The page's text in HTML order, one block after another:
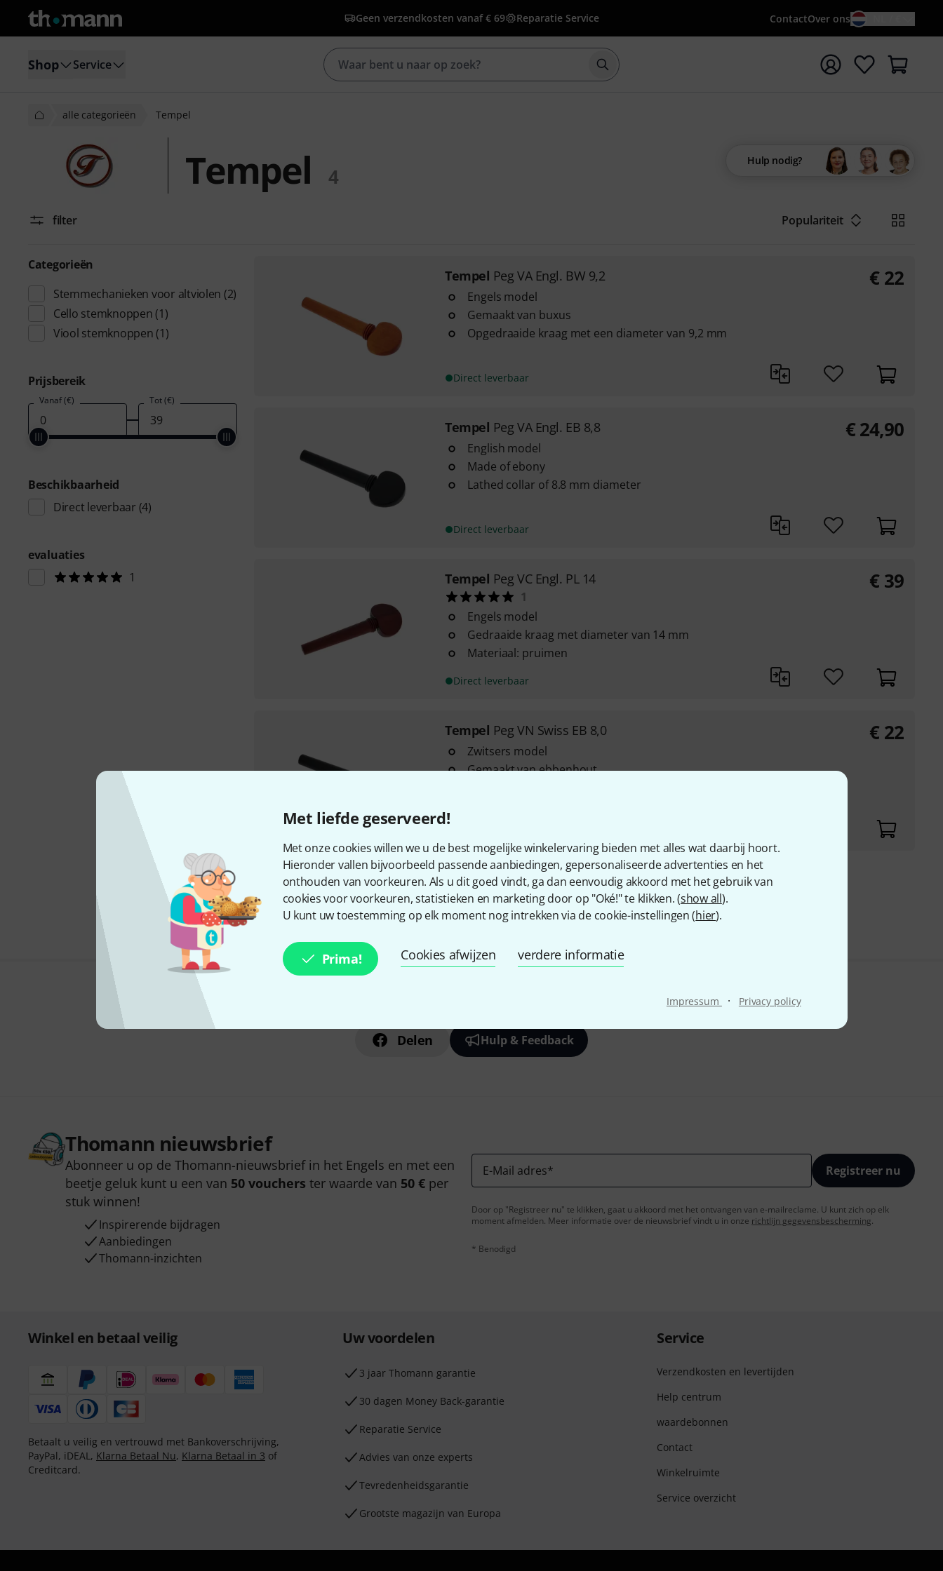
Met liefde geserveerd!
Met onze cookies willen we u de best mogelijke winkelervaring bieden met alles wat daarbij hoort.
Hieronder vallen bijvoorbeeld passende aanbiedingen, gepersonaliseerde advertenties en het
onthouden van voorkeuren. Als u dit goed vindt, ga dan eenvoudig akkoord met het gebruik van
cookies voor voorkeuren, statistieken en marketing door op "Oké!" te klikken. (show all).
U kunt uw toestemming op elk moment nog intrekken via de cookie-instellingen (hier).
Prima! Cookies afwijzen verdere informatie
Impressum · Privacy policy
Geen verzendkosten vanaf € 69 Reparatie Service ContactOver ons
Shop Service Zoek met zoekterm {searchTerm}
alle categorieën Tempel
Tempel 4
Hulp nodig?
filter Populariteit
Categorieën
Stemmechanieken voor altviolen (2)
Cello stemknoppen (1)
Viool stemknoppen (1)
Prijsbereik
Vanaf (€) Tot (€)
Beschikbaarheid
Direct leverbaar (4)
evaluaties
1
Tempel Peg VA Engl. BW 9,2
Engels model
Gemaakt van buxus
Opgedraaide kraag met een diameter van 9,2 mm
Direct leverbaar
€ 22
Tempel Peg VA Engl. EB 8,8
English model
Made of ebony
Lathed collar of 8.8 mm diameter
Direct leverbaar
€ 24,90
Tempel Peg VC Engl. PL 14
1
Engels model
Gedraaide kraag met diameter van 14 mm
Materiaal: pruimen
Direct leverbaar
€ 39
Tempel Peg VN Swiss EB 8,0
Zwitsers model
Gemaakt van ebbenhout
€ 22
Gratis verzending vanaf € 69
Alle prijzen incl. btw
Delen Hulp & Feedback
Thomann nieuwsbrief
Abonneer u op de Thomann-nieuwsbrief in het Engels en met een
beetje geluk kunt u een van 50 vouchers ter waarde van 50 € per
stuk winnen!
Inspirerende bijdragen
Aanbiedingen
Thomann-inzichten
E-Mail adres* Registreer nu
Door op "Registreer nu" te klikken, gaat u akkoord met het ontvangen van e-mailreclame. U kunt zich op elk
moment afmelden. Meer informatie over de nieuwsbrief vindt u in onze richtlijn gegevensbescherming.
* Benodigd
Winkel en betaal veilig
Betaalt u veilig en vertrouwd met Bankoverschrijving,
PayPal, iDEAL, Klarna Betaal Nu, Klarna Betaal in 3 of
Creditcard.
Uw voordelen
3 jaar Thomann garantie
30 dagen Money Back-garantie
Reparatie Service
Advies van onze experts
Tevredenheidsgarantie
Grootste magazijn van Europa
Service
Verzendkosten en levertijden
Help centrum
waardebonnen
Contact
Winkelruimte
Service overzicht